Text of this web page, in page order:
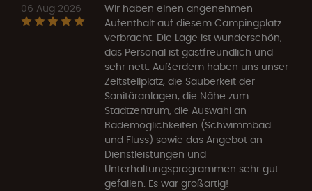
06 Aug 2026
Wir haben einen angenehmen
Aufenthalt auf diesem Campingplatz
verbracht. Die Lage ist wunderschön,
das Personal ist gastfreundlich und
sehr nett. Außerdem haben uns unser
Zeltstellplatz, die Sauberkeit der
Sanitäranlagen, die Nähe zum
Stadtzentrum, die Auswahl an
Bademöglichkeiten (Schwimmbad
und Fluss) sowie das Angebot an
Dienstleistungen und
Unterhaltungsprogrammen sehr gut
gefallen. Es war großartig!